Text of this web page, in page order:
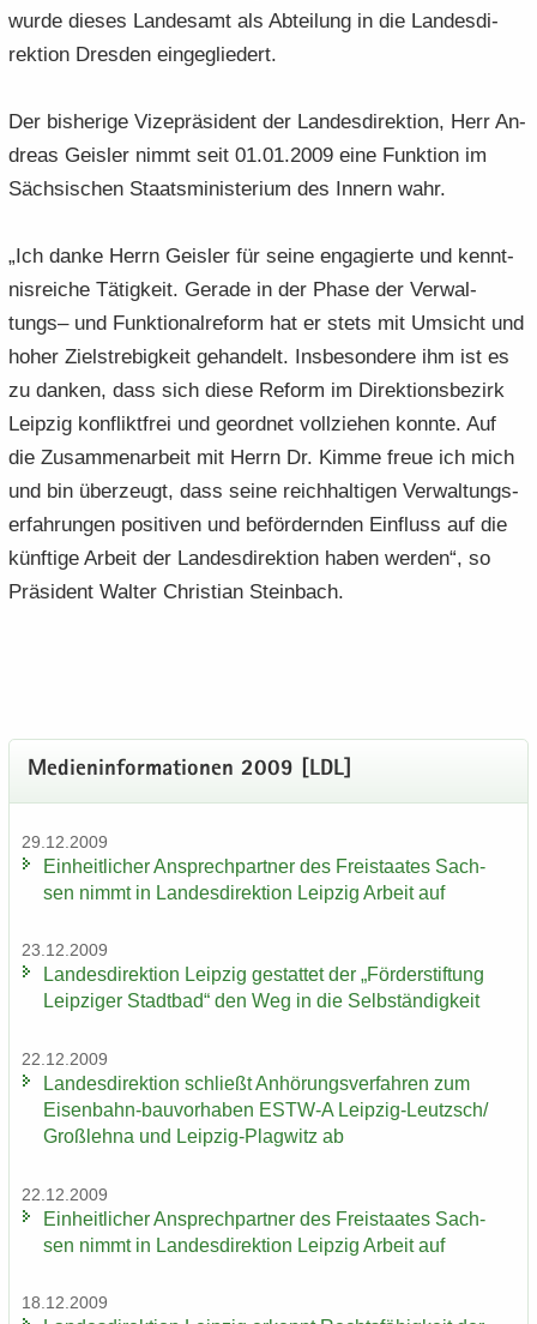
wurde die­ses Lan­des­amt als Ab­tei­lung in die Lan­des­di­
rek­ti­on Dres­den ein­ge­glie­dert.
Der bis­he­ri­ge Vi­ze­prä­si­dent der Lan­des­di­rek­ti­on, Herr An­
dre­as Geis­ler nimmt seit 01.01.2009 eine Funk­ti­on im
Säch­si­schen Staats­mi­nis­te­ri­um des In­nern wahr.
„Ich danke Herrn Geis­ler für seine en­ga­gier­te und kennt­
nis­rei­che Tä­tig­keit. Ge­ra­de in der Phase der Ver­wal­
tungs– und Funk­tio­nal­re­form hat er stets mit Um­sicht und
hoher Ziel­stre­big­keit ge­han­delt. Ins­be­son­de­re ihm ist es
zu dan­ken, dass sich diese Re­form im Di­rek­ti­ons­be­zirk
Leip­zig kon­flikt­frei und ge­ord­net voll­zie­hen konn­te. Auf
die Zu­sam­men­ar­beit mit Herrn Dr. Kimme freue ich mich
und bin über­zeugt, dass seine reich­hal­ti­gen Ver­wal­tungs­
er­fah­run­gen po­si­ti­ven und be­för­dern­den Ein­fluss auf die
künf­ti­ge Ar­beit der Lan­des­di­rek­ti­on haben wer­den“, so
Prä­si­dent Wal­ter Chris­ti­an Stein­bach.
Me­di­en­in­for­ma­tio­nen 2009 [LDL]
29.12.2009
Ein­heit­li­cher An­sprech­part­ner des Frei­staa­tes Sach­
sen nimmt in Lan­des­di­rek­ti­on Leip­zig Ar­beit auf
23.12.2009
Lan­des­di­rek­ti­on Leip­zig ge­stat­tet der „För­der­stif­tung
Leip­zi­ger Stadt­bad“ den Weg in die Selb­stän­dig­keit
22.12.2009
Lan­des­di­rek­ti­on schließt An­hö­rungs­ver­fah­ren zum
Eisenbahn-​bauvorhaben ESTW-​A Leipzig-​Leutzsch/
Groß­leh­na und Leipzig-​Plagwitz ab
22.12.2009
Ein­heit­li­cher An­sprech­part­ner des Frei­staa­tes Sach­
sen nimmt in Lan­des­di­rek­ti­on Leip­zig Ar­beit auf
18.12.2009